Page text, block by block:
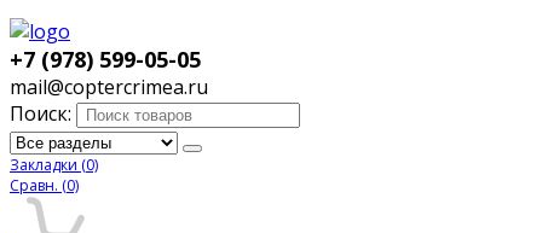
+7 (978) 599-05-05
mail@coptercrimea.ru
Поиск:
Закладки (0)
Сравн. (0)